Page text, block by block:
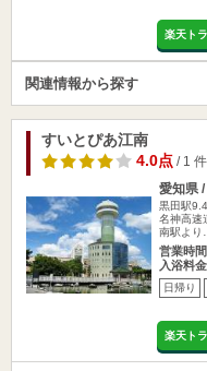
楽天ト
関連情報から探す
すいとぴあ江南
4.0点/ 1 件
愛知県
黒田駅
名神高速
南駅より…
営業時
入浴料
日帰り
楽天ト